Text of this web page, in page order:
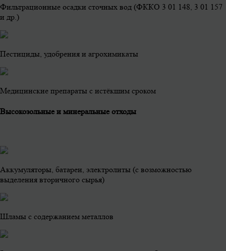
Фильтрационные осадки сточных вод (ФККО 3 01 148, 3 01 157
и др.)
Пестициды, удобрения и агрохимикаты
Медицинские препараты с истёкшим сроком
Высокозольные и минеральные отходы
Аккумуляторы, батареи, электролиты (с возможностью
выделения вторичного сырья)
Шламы с содержанием металлов